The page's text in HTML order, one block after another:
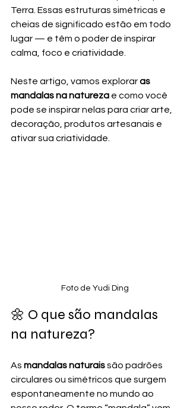
Terra. Essas estruturas simétricas e
cheias de significado estão em todo
lugar — e têm o poder de inspirar
calma, foco e criatividade.
Neste artigo, vamos explorar as
mandalas na natureza e como você
pode se inspirar nelas para criar arte,
decoração, produtos artesanais e
ativar sua criatividade.
Foto de Yudi Ding
🌼 O que são mandalas
na natureza?
As mandalas naturais são padrões
circulares ou simétricos que surgem
espontaneamente no mundo ao